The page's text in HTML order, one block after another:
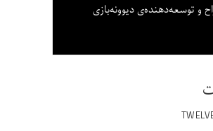
و توسعه‌دهنده‌ی دیوونه‌بازی